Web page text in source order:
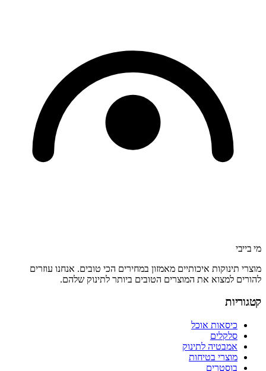
מי בייבי
מוצרי תינוקות איכותיים מאמזון במחירים הכי טובים. אנחנו עוזרים
להורים למצוא את המוצרים הטובים ביותר לתינוק שלהם.
קטגוריות
כיסאות אוכל
סלקלים
אמבטיה לתינוק
מוצרי בטיחות
בוסטרים